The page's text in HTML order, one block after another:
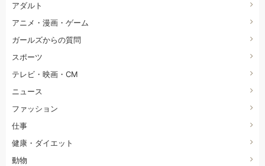
アダルト
アニメ・漫画・ゲーム
ガールズからの質問
スポーツ
テレビ・映画・CM
ニュース
ファッション
仕事
健康・ダイエット
動物